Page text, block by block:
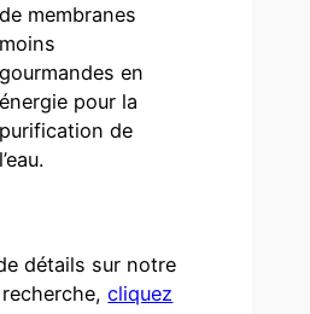
de membranes
moins
gourmandes en
énergie pour la
purification de
l’eau.
détails sur notre
cliquez